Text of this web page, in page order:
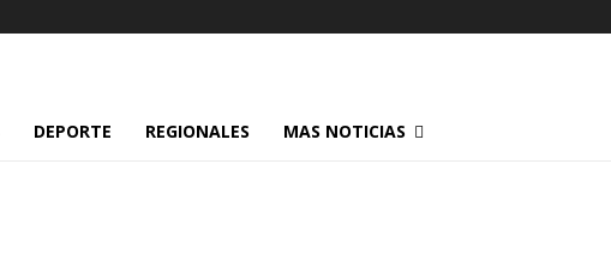
DEPORTE REGIONALES MAS NOTICIAS